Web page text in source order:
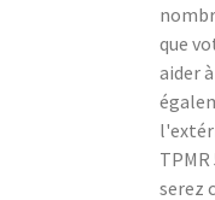
que
aider
serez